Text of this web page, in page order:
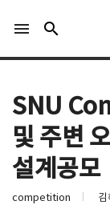
LOGIN
menu search
SNU
및 주변
설계공모
competition 김